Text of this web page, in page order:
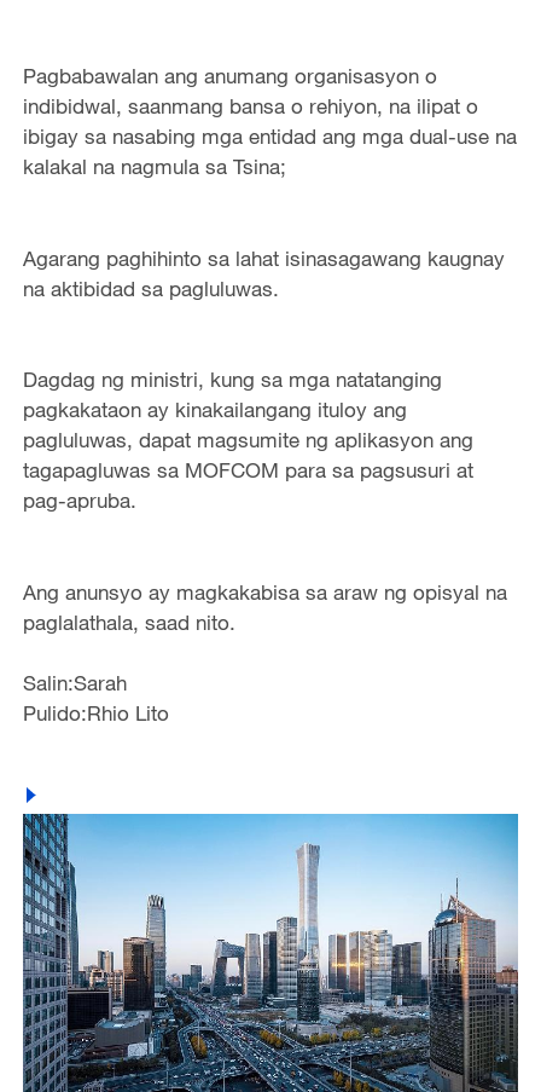
Pagbabawalan ang anumang organisasyon o
indibidwal, saanmang bansa o rehiyon, na ilipat o
ibigay sa nasabing mga entidad ang mga dual-use na
kalakal na nagmula sa Tsina;
Agarang paghihinto sa lahat isinasagawang kaugnay
na aktibidad sa pagluluwas.
Dagdag ng ministri, kung sa mga natatanging
pagkakataon ay kinakailangang ituloy ang
pagluluwas, dapat magsumite ng aplikasyon ang
tagapagluwas sa MOFCOM para sa pagsusuri at
pag-apruba.
Ang anunsyo ay magkakabisa sa araw ng opisyal na
paglalathala, saad nito.
Salin:Sarah
Pulido:Rhio Lito